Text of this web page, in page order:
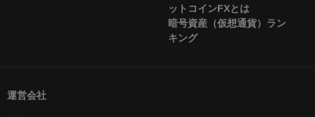
ットコインFXとは
暗号資産（仮想通貨）ラン
キング
運営会社